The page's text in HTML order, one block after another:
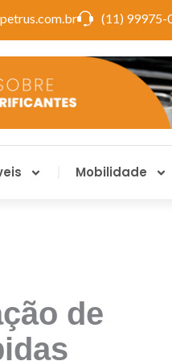
(11) 99975-
Mobilidade
de